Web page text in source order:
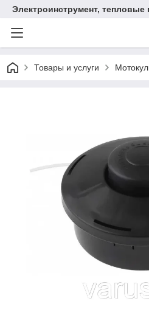
Электроинструмент,
Товары и услуги